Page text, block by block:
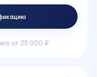
от 25 000 ₽